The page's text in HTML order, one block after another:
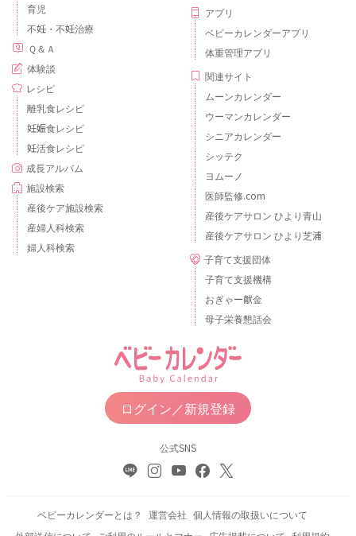
育児
不妊・不妊治療
Ｑ＆Ａ
体験談
レシピ
離乳食レシピ
妊娠食レシピ
妊活食レシピ
成長アルバム
施設検索
産後ケア施設検索
産婦人科検索
婦人科検索
アプリ
ベビーカレンダーアプリ
体重管理アプリ
関連サイト
ムーンカレンダー
ウーマンカレンダー
シニアカレンダー
シッテク
ヨムーノ
医師監修.com
産後ケアサロン ひより青山
産後ケアサロン ひより芝浦
子育て支援団体
子育て支援機構
おぎゃー献金
母子栄養懇話会
ログイン／新規登録
公式SNS
ベビーカレンダーとは？ 運営会社 個人情報の取扱いについて